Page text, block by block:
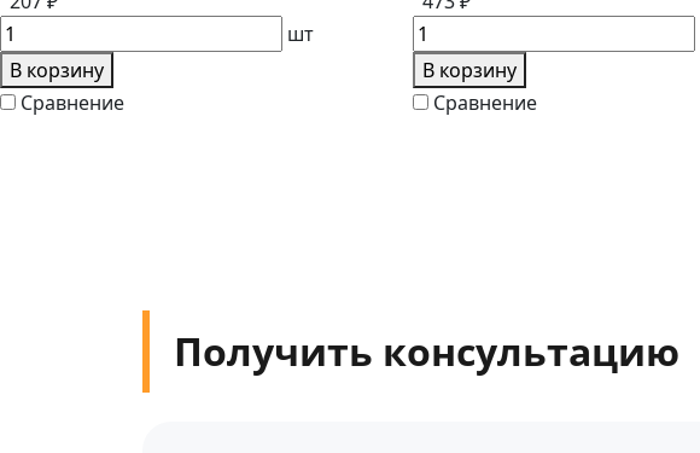
шт
В корзину
Сравнение
В корзину
Сравнение
Получить консультацию